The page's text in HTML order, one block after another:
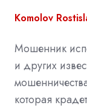
Komolov
Мошенник
и других
которая